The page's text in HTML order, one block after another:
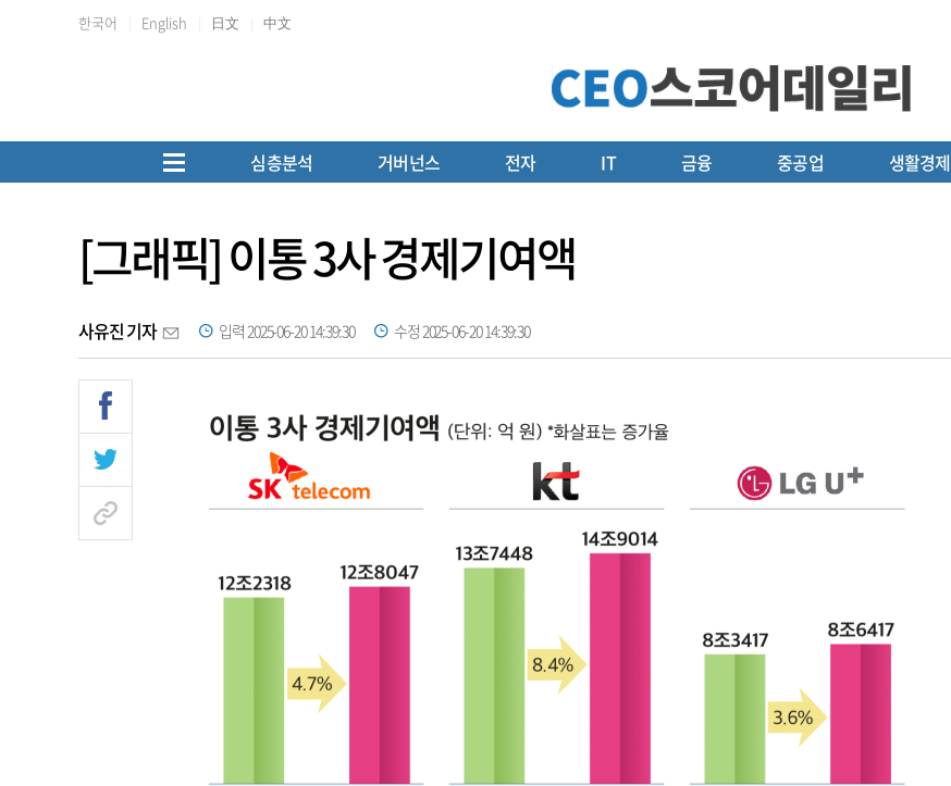
한국어 English 日文 中文
심층분석 거버넌스 전자 IT 금융 중공업 생활경제
[그래픽] 이통 3사 경제기여액
사유진 기자 입력 2025-06-20 14:39:30 수정 2025-06-20 14:39:30